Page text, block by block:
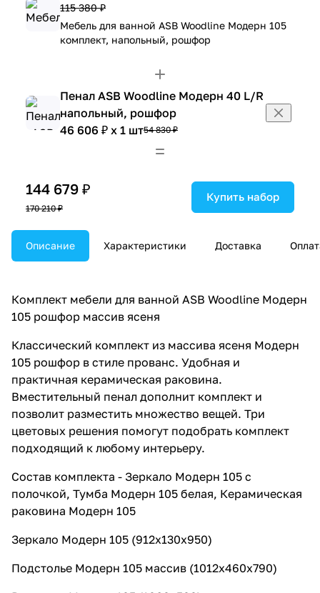
115 380 ₽
Мебель для ванной ASB Woodline Модерн 105
комплект, напольный, рошфор
Пенал ASB Woodline Модерн 40 L/R
напольный, рошфор
46 606 ₽ x 1 шт54 830 ₽
144 679 ₽
170 210 ₽
Купить набор
Описание Характеристики Доставка
Комплект мебели для ванной ASB Woodline Модерн
105 рошфор массив ясеня
Классический комплект из массива ясеня Модерн
105 рошфор в стиле прованс. Удобная и
практичная керамическая раковина.
Вместительный пенал дополнит комплект и
позволит разместить множество вещей. Три
цветовых решения помогут подобрать комплект
подходящий к любому интерьеру.
Состав комплекта - Зеркало Модерн 105 с
полочкой, Тумба Модерн 105 белая, Керамическая
раковина Модерн 105
Зеркало Модерн 105 (912х130х950)
Подстолье Модерн 105 массив (1012х460х790)